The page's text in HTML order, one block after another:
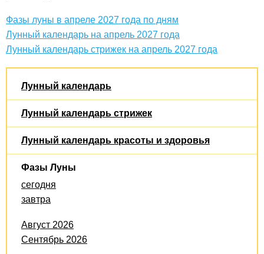
Фазы луны в апреле 2027 года по дням
Лунный календарь на апрель 2027 года
Лунный календарь стрижек на апрель 2027 года
Лунный календарь
Лунный календарь стрижек
Лунный календарь красоты и здоровья
Фазы Луны
сегодня
завтра
Август 2026
Сентябрь 2026